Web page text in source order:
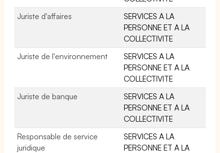
Juriste d'affaires
SERVICES A LA
PERSONNE ET A LA
COLLECTIVITE
Juriste de l'environnement
SERVICES A LA
PERSONNE ET A LA
COLLECTIVITE
Juriste de banque
SERVICES A LA
PERSONNE ET A LA
COLLECTIVITE
Responsable de service
juridique
SERVICES A LA
PERSONNE ET A LA